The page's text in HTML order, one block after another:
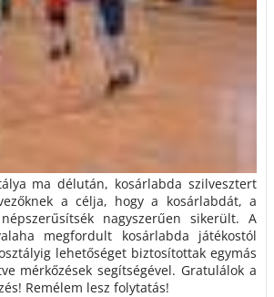
ma délután, kosárlabda szilvesztert
a célja, hogy a kosárlabdát, a
nagyszerűen sikerült. A
megfordult kosárlabda játékostól
lehetőséget biztosítottak egymás
mérkőzések segítségével. Gratulálok a
Remélem lesz folytatás!